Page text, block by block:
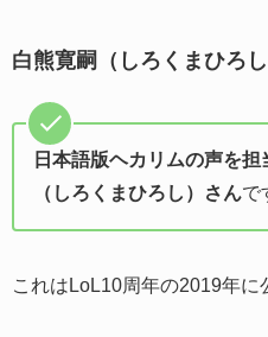
白熊寛嗣（しろくまひろ
日本語版ヘカリムの声を
（しろくまひろし）さんで
これはLoL10周年の2019年に